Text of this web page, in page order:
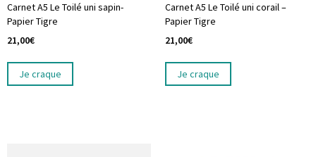
Carnet A5 Le Toilé uni sapin-
Papier Tigre
21,00€
Je craque
Carnet A5 Le Toilé uni corail –
Papier Tigre
21,00€
Je craque